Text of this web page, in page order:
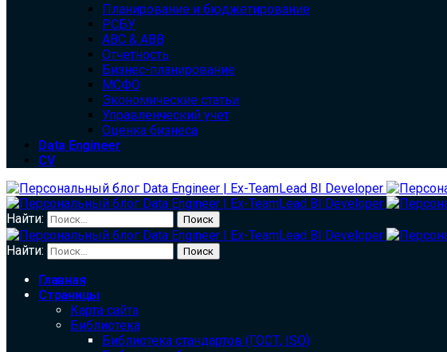
Планирование и бюджетирование
РСБУ
ABC & ABB
Отчетность
Бизнес-планирование
МСФО
Экономические статьи
Управленческий учет
Оценка бизнеса
Data Engineer
CV
Найти:
Найти:
Главная
Страницы
Карта сайта
Библиотека
Библиотека cтандартов (ГОСТ, ISO)